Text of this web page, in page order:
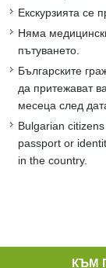
Екскурзията се
Няма
пътуването.
Българските
да притежават
месеца след
Bulgarian
passport or
in the country.
КЪМ